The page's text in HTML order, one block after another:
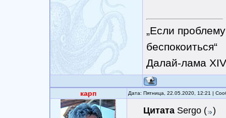
„Если
беспокоиться“
Далай-лама XIV
карп Дата: Пятница, 22.05.2020, 12:21 |
Цитата Sergo( )